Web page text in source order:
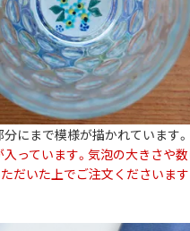
にまで模様が描かれています。
っています。気泡の大きさや
だいた上でご注文くださいま